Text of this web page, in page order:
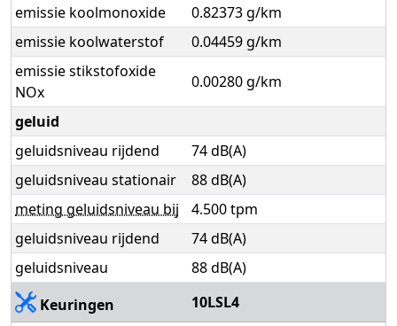
emissie koolmonoxide
0.82373 g/km
emissie koolwaterstof
0.04459 g/km
emissie stikstofoxide
NOx
0.00280 g/km
geluid
geluidsniveau rijdend
74 dB(A)
geluidsniveau stationair
88 dB(A)
meting geluidsniveau bij
4.500 tpm
geluidsniveau rijdend
74 dB(A)
geluidsniveau
88 dB(A)
Keuringen
10LSL4